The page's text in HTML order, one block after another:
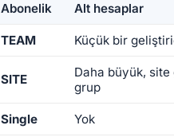
Abonelik Alt hesaplar
TEAM Küçük bir
SITE
Daha büyük,
grup
Single Yok